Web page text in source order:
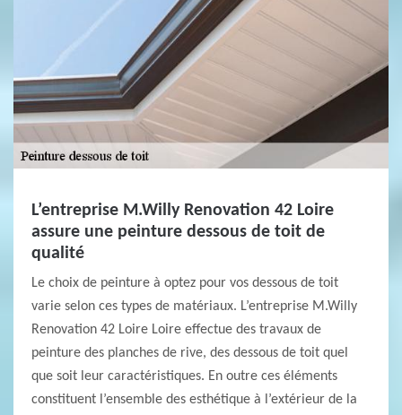
L’entreprise M.Willy Renovation 42 Loire
assure une peinture dessous de toit de
qualité
Le choix de peinture à optez pour vos dessous de toit
varie selon ces types de matériaux. L’entreprise M.Willy
Renovation 42 Loire Loire effectue des travaux de
peinture des planches de rive, des dessous de toit quel
que soit leur caractéristiques. En outre ces éléments
constituent l’ensemble des esthétique à l’extérieur de la